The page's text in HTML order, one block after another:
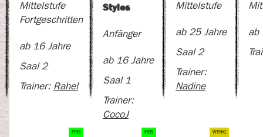
Mittelstufe
Fortgeschritten
ab 16 Jahre
Saal 2
Trainer: Rahel
Styles
Anfänger
ab 16 Jahre
Saal 1
Trainer:
CocoJ
Mittelstufe
ab 25 Jahre
Saal 2
Trainer:
Nadine
ab